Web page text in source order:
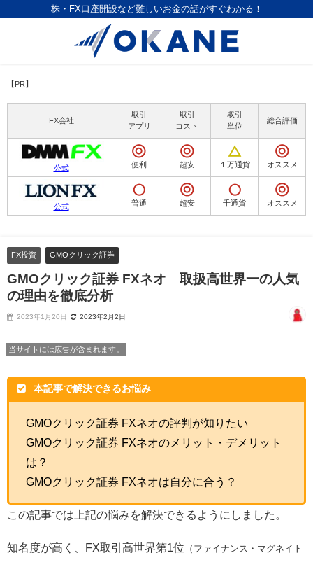
株・FX口座開設など難しいお金の話がすぐわかる！
【PR】
FX会社
取引
アプリ
取引
コスト
取引
単位
総合評価
公式 便利 超安 １万通貨 オススメ
公式 普通 超安 千通貨 オススメ
FX投資 GMOクリック証券
GMOクリック証券 FXネオ 取扱高世界一の人気
の理由を徹底分析
2023年1月20日 2023年2月2日
当サイトには広告が含まれます。
本記事で解決できるお悩み
GMOクリック証券 FXネオの評判が知りたい
GMOクリック証券 FXネオのメリット・デメリット
は？
GMOクリック証券 FXネオは自分に合う？
この記事では上記の悩みを解決できるようにしました。
知名度が高く、FX取引高世界第1位 （ファイナンス・マグネイト